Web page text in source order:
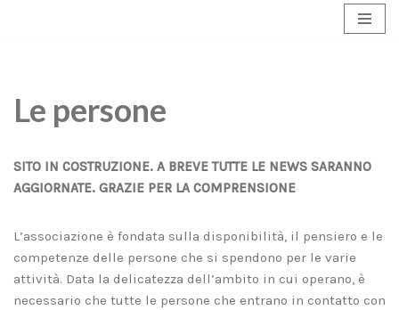
Le persone
SITO IN COSTRUZIONE. A BREVE TUTTE LE NEWS SARANNO
AGGIORNATE. GRAZIE PER LA COMPRENSIONE
L’associazione è fondata sulla disponibilità, il pensiero e le
competenze delle persone che si spendono per le varie
attività. Data la delicatezza dell’ambito in cui operano, è
necessario che tutte le persone che entrano in contatto con